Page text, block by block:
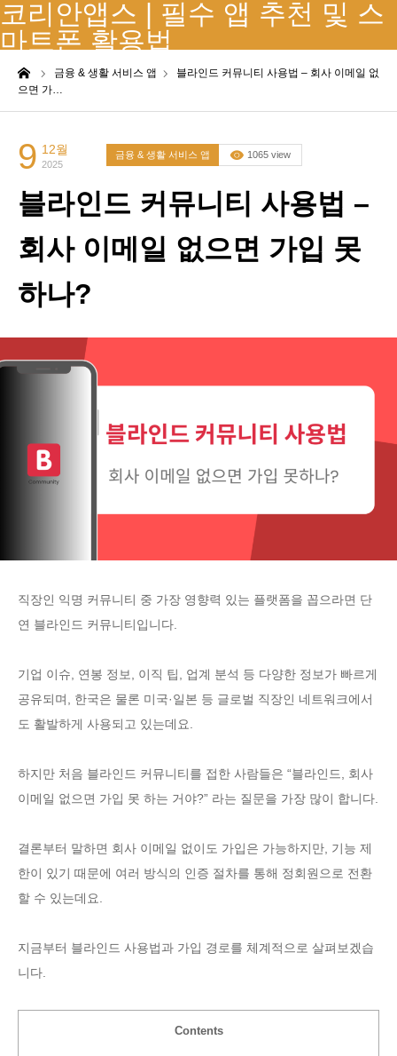
코리안앱스 | 필수 앱 추천 및 스
마트폰 활용법
금융 & 생활 서비스 앱
블라인드 커뮤니티 사용법 – 회사 이메일 없
으면 가…
9 12월
2025
금융 & 생활 서비스 앱 1065 view
블라인드 커뮤니티 사용법 –
회사 이메일 없으면 가입 못
하나?
직장인 익명 커뮤니티 중 가장 영향력 있는 플랫폼을 꼽으라면 단
연 블라인드 커뮤니티입니다.
기업 이슈, 연봉 정보, 이직 팁, 업계 분석 등 다양한 정보가 빠르게
공유되며, 한국은 물론 미국·일본 등 글로벌 직장인 네트워크에서
도 활발하게 사용되고 있는데요.
하지만 처음 블라인드 커뮤니티를 접한 사람들은 “블라인드, 회사
이메일 없으면 가입 못 하는 거야?” 라는 질문을 가장 많이 합니다.
결론부터 말하면 회사 이메일 없이도 가입은 가능하지만, 기능 제
한이 있기 때문에 여러 방식의 인증 절차를 통해 정회원으로 전환
할 수 있는데요.
지금부터 블라인드 사용법과 가입 경로를 체계적으로 살펴보겠습
니다.
Contents